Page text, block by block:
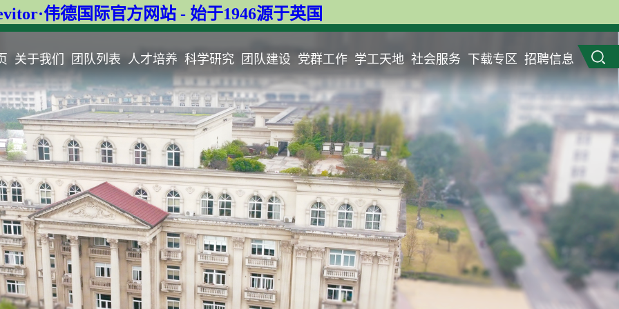
伟德国际官方网站 - 始于1946源于英国
关于我们 团队列表 人才培养 科学研究 团队建设 党群工作 学工天地 社会服务 下载专区 招聘信息